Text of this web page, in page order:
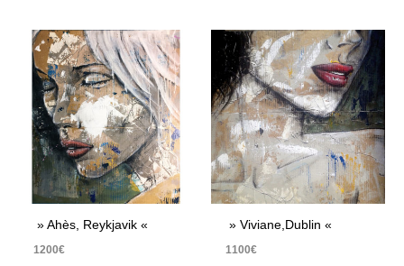
» Ahès, Reykjavik «
1200€
» Viviane,Dublin «
1100€